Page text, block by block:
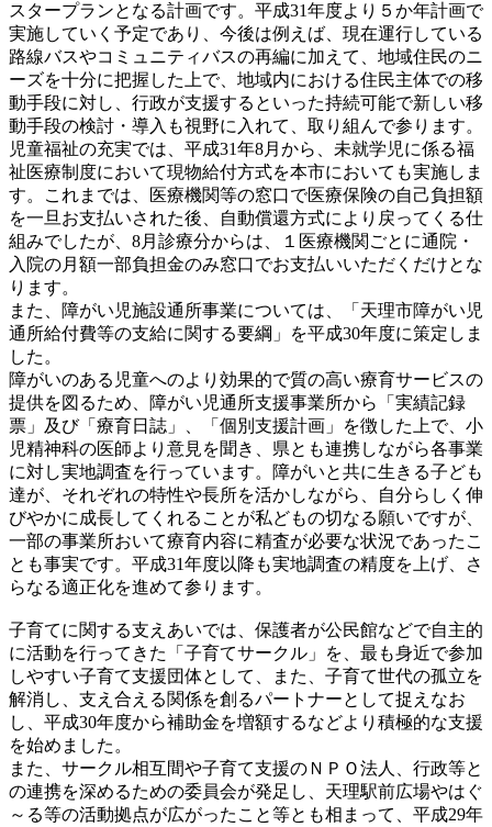
スタープランとなる計画です。平成31年度より５か年計画で
実施していく予定であり、今後は例えば、現在運行している
路線バスやコミュニティバスの再編に加えて、地域住民のニ
ーズを十分に把握した上で、地域内における住民主体での移
動手段に対し、行政が支援するといった持続可能で新しい移
動手段の検討・導入も視野に入れて、取り組んで参ります。
児童福祉の充実では、平成31年8月から、未就学児に係る福
祉医療制度において現物給付方式を本市においても実施しま
す。これまでは、医療機関等の窓口で医療保険の自己負担額
を一旦お支払いされた後、自動償還方式により戻ってくる仕
組みでしたが、8月診療分からは、１医療機関ごとに通院・
入院の月額一部負担金のみ窓口でお支払いいただくだけとな
ります。
また、障がい児施設通所事業については、「天理市障がい児
通所給付費等の支給に関する要綱」を平成30年度に策定しま
した。
障がいのある児童へのより効果的で質の高い療育サービスの
提供を図るため、障がい児通所支援事業所から「実績記録
票」及び「療育日誌」、「個別支援計画」を徴した上で、小
児精神科の医師より意見を聞き、県とも連携しながら各事業
に対し実地調査を行っています。障がいと共に生きる子ども
達が、それぞれの特性や長所を活かしながら、自分らしく伸
びやかに成長してくれることが私どもの切なる願いですが、
一部の事業所おいて療育内容に精査が必要な状況であったこ
とも事実です。平成31年度以降も実地調査の精度を上げ、さ
らなる適正化を進めて参ります。
子育てに関する支えあいでは、保護者が公民館などで自主的
に活動を行ってきた「子育てサークル」を、最も身近で参加
しやすい子育て支援団体として、また、子育て世代の孤立を
解消し、支え合える関係を創るパートナーとして捉えなお
し、平成30年度から補助金を増額するなどより積極的な支援
を始めました。
また、サークル相互間や子育て支援のＮＰＯ法人、行政等と
の連携を深めるための委員会が発足し、天理駅前広場やはぐ
～る等の活動拠点が広がったこと等とも相まって、平成29年